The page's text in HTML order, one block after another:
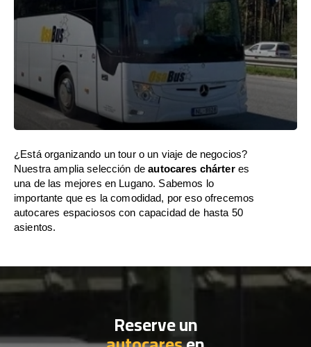
¿Está organizando un tour o un viaje de negocios?
Nuestra amplia selección deautocares chárteres
una de las mejores en Lugano. Sabemos lo
importante que es la comodidad, por eso ofrecemos
autocares espaciosos con capacidad de hasta 50
asientos.
Reserve un